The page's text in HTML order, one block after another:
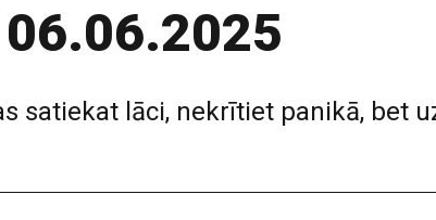
satiekat lāci, nekrītiet panikā, bet